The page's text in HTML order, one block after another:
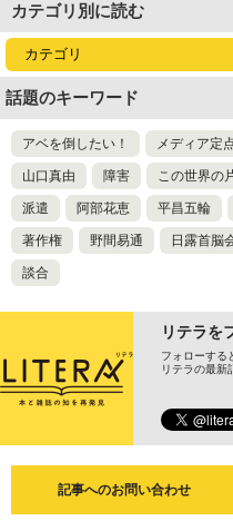
カテゴリ別に読む
話題のキーワード
アベを倒したい！ メディア定
山口真由 障害 この世界の
派遣 阿部花恵 平昌五輪
著作権 野間易通 日露首脳
談合
リテラを
フォローする
リテラの最新
記事へのお問い合わせ